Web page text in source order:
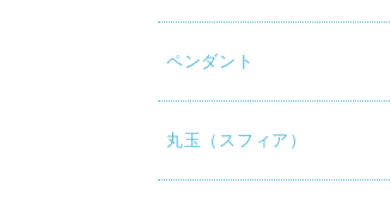
ペンダント
丸玉（スフィア）